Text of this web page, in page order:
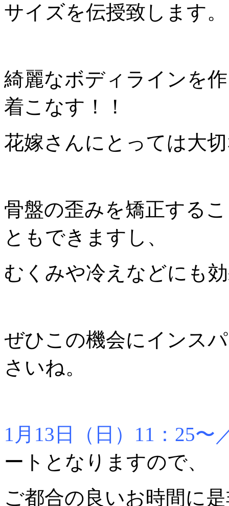
サイズを伝授致します。
綺麗なボディラインを
着こなす！！
花嫁さんにとっては大
骨盤の歪みを矯正する
ともできますし、
むくみや冷えなどにも
ぜひこの機会にインス
さいね。
1月13日（日）11：25〜
ートとなりますので、
ご都合の良いお時間に